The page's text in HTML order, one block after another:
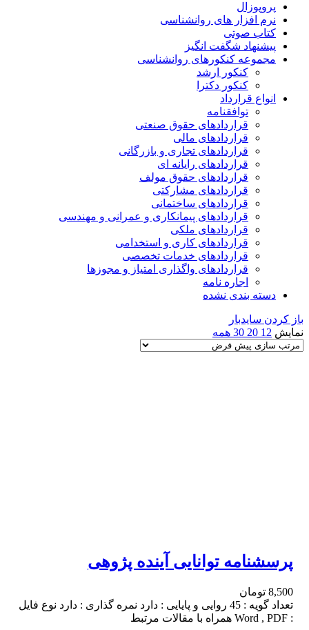
پروپوزال
نرم افزار های روانشناسی
کتاب صوتی
پیشنهاد شگفت انگیز
مجموعه کنکورهای روانشناسی
کنکور ارشد
کنکور دکترا
انواع قرارداد
توافقنامه
قراردادهای حقوق صنعتی
قراردادهای مالی
قراردادهای تجاری و بازرگانی
قراردادهای رایانه ای
قراردادهای حقوق مولف
قراردادهای مشارکتی
قراردادهای ساختمانی
قراردادهای پیمانکاری و عمرانی و مهندسی
قراردادهای ملکی
قراردادهای کاری و استخدامی
قراردادهای خدمات تخصصی
قراردادهای واگذاری امتیاز و مجوزها
اجاره نامه
دسته بندی نشده
باز کردن سایدبار
نمایش 12
20
30 همه
پرسشنامه توانایی آینده پژوهی
8,500 تومان
تعداد گویه : 45 روایی و پایایی : دارد نمره گذاری : دارد نوع فایل
: Word , PDF همراه با مقالات مرتبط